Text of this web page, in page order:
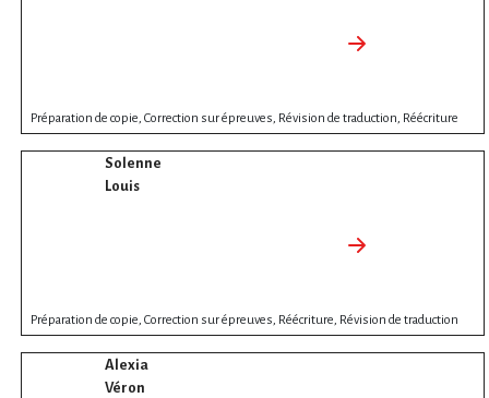
Préparation de copie, Correction sur épreuves, Révision de traduction, Réécriture
Solenne
Louis
Préparation de copie, Correction sur épreuves, Réécriture, Révision de traduction
Alexia
Véron